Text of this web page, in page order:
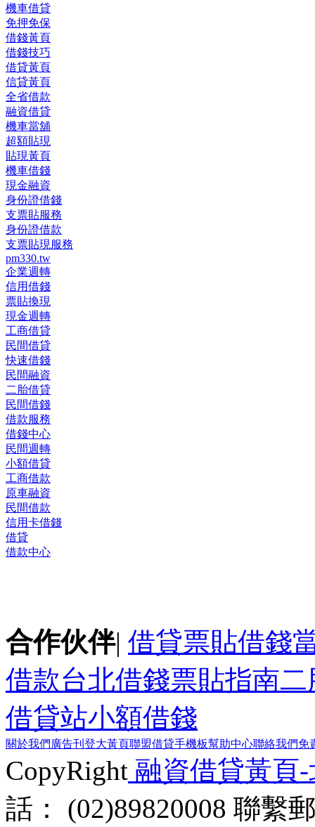
機車借貸
免押免保
借錢黃頁
借錢技巧
借貸黃頁
信貸黃頁
全省借款
融資借貸
機車當舖
超額貼現
貼現黃頁
機車借錢
現金融資
身份證借錢
支票貼服務
身份證借款
支票貼現服務
pm330.tw
企業週轉
信用借錢
票貼換現
現金週轉
工商借貸
民間借貸
快速借錢
民間融資
二胎借貸
民間借錢
借款服務
借錢中心
民間週轉
小額借貸
工商借款
原車融資
民間借款
信用卡借錢
借貸
借款中心
合作伙伴| 借貸票貼借錢
借款台北借錢票貼指南二
借貸站小額借錢
關於我們 廣告刊登大黃頁聯盟借貸手機板幫助中心聯絡我們免
CopyRight 融資借貸黃頁
話： (02)89820008 聯繫